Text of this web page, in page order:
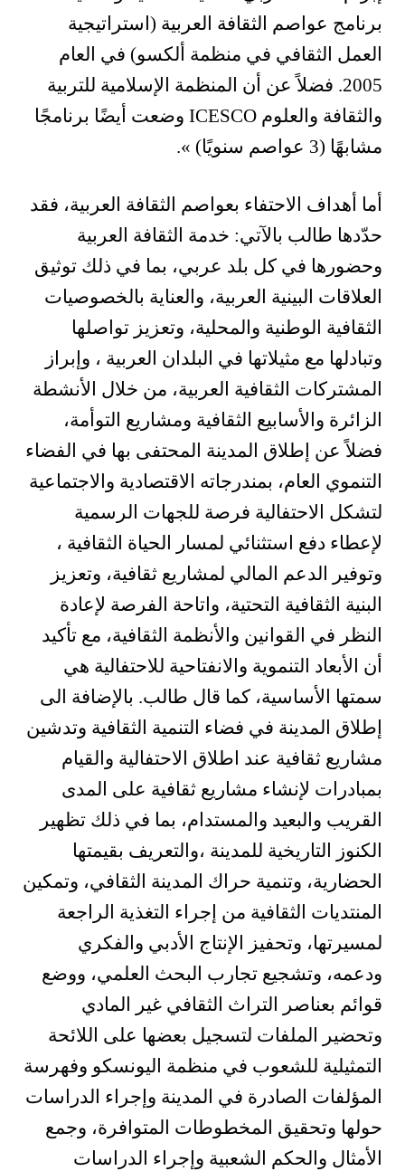
برنامج عواصم الثقافة العربية (استراتيجية
العمل الثقافي في منظمة ألكسو) في العام
2005. فضلاً عن أن المنظمة الإسلامية للتربية
والثقافة والعلوم ICESCO وضعت أيضًا برنامجًا
مشابهًا (3 عواصم سنويًا) ».
أما أهداف الاحتفاء بعواصم الثقافة العربية، فقد
حدّدها طالب بالآتي: خدمة الثقافة العربية
وحضورها في كل بلد عربي، بما في ذلك توثيق
العلاقات البينية العربية، والعناية بالخصوصيات
الثقافية الوطنية والمحلية، وتعزيز تواصلها
وتبادلها مع مثيلاتها في البلدان العربية ، وإبراز
المشتركات الثقافية العربية، من خلال الأنشطة
الزائرة والأسابيع الثقافية ومشاريع التوأمة،
فضلاً عن إطلاق المدينة المحتفى بها في الفضاء
التنموي العام، بمندرجاته الاقتصادية والاجتماعية
لتشكل الاحتفالية فرصة للجهات الرسمية
لإعطاء دفع استثنائي لمسار الحياة الثقافية ،
وتوفير الدعم المالي لمشاريع ثقافية، وتعزيز
البنية الثقافية التحتية، واتاحة الفرصة لإعادة
النظر في القوانين والأنظمة الثقافية، مع تأكيد
أن الأبعاد التنموية والانفتاحية للاحتفالية هي
سمتها الأساسية، كما قال طالب. بالإضافة الى
إطلاق المدينة في فضاء التنمية الثقافية وتدشين
مشاريع ثقافية عند اطلاق الاحتفالية والقيام
بمبادرات لإنشاء مشاريع ثقافية على المدى
القريب والبعيد والمستدام، بما في ذلك تظهير
الكنوز التاريخية للمدينة ،والتعريف بقيمتها
الحضارية، وتنمية حراك المدينة الثقافي، وتمكين
المنتديات الثقافية من إجراء التغذية الراجعة
لمسيرتها، وتحفيز الإنتاج الأدبي والفكري
ودعمه، وتشجيع تجارب البحث العلمي، ووضع
قوائم بعناصر التراث الثقافي غير المادي
وتحضير الملفات لتسجيل بعضها على اللائحة
التمثيلية للشعوب في منظمة اليونسكو وفهرسة
المؤلفات الصادرة في المدينة وإجراء الدراسات
حولها وتحقيق المخطوطات المتوافرة، وجمع
الأمثال والحكم الشعبية وإجراء الدراسات